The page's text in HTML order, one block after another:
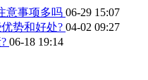
意事项多吗 06-29 15:07
势和好处? 04-02 09:27
06-18 19:14